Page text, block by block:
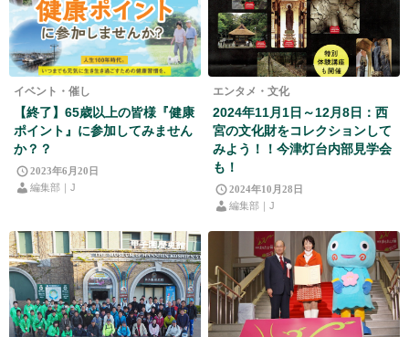
イベント・催し
【終了】65歳以上の皆様『健康
ポイント』に参加してみません
か？？
2023年6月20日
編集部｜J
エンタメ・文化
2024年11月1日～12月8日：西
宮の文化財をコレクションして
みよう！！今津灯台内部見学会
も！
2024年10月28日
編集部｜J